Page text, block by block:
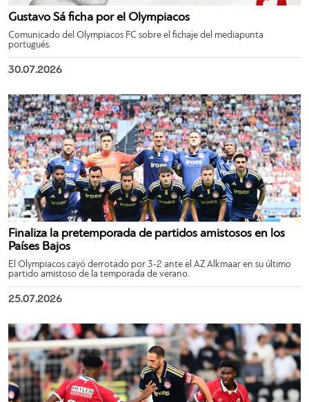
Gustavo Sá ficha por el Olympiacos
Comunicado del Olympiacos FC sobre el fichaje del mediapunta
portugués.
30.07.2026
Finaliza la pretemporada de partidos amistosos en los
Países Bajos
El Olympiacos cayó derrotado por 3-2 ante el AZ Alkmaar en su último
partido amistoso de la temporada de verano.
25.07.2026